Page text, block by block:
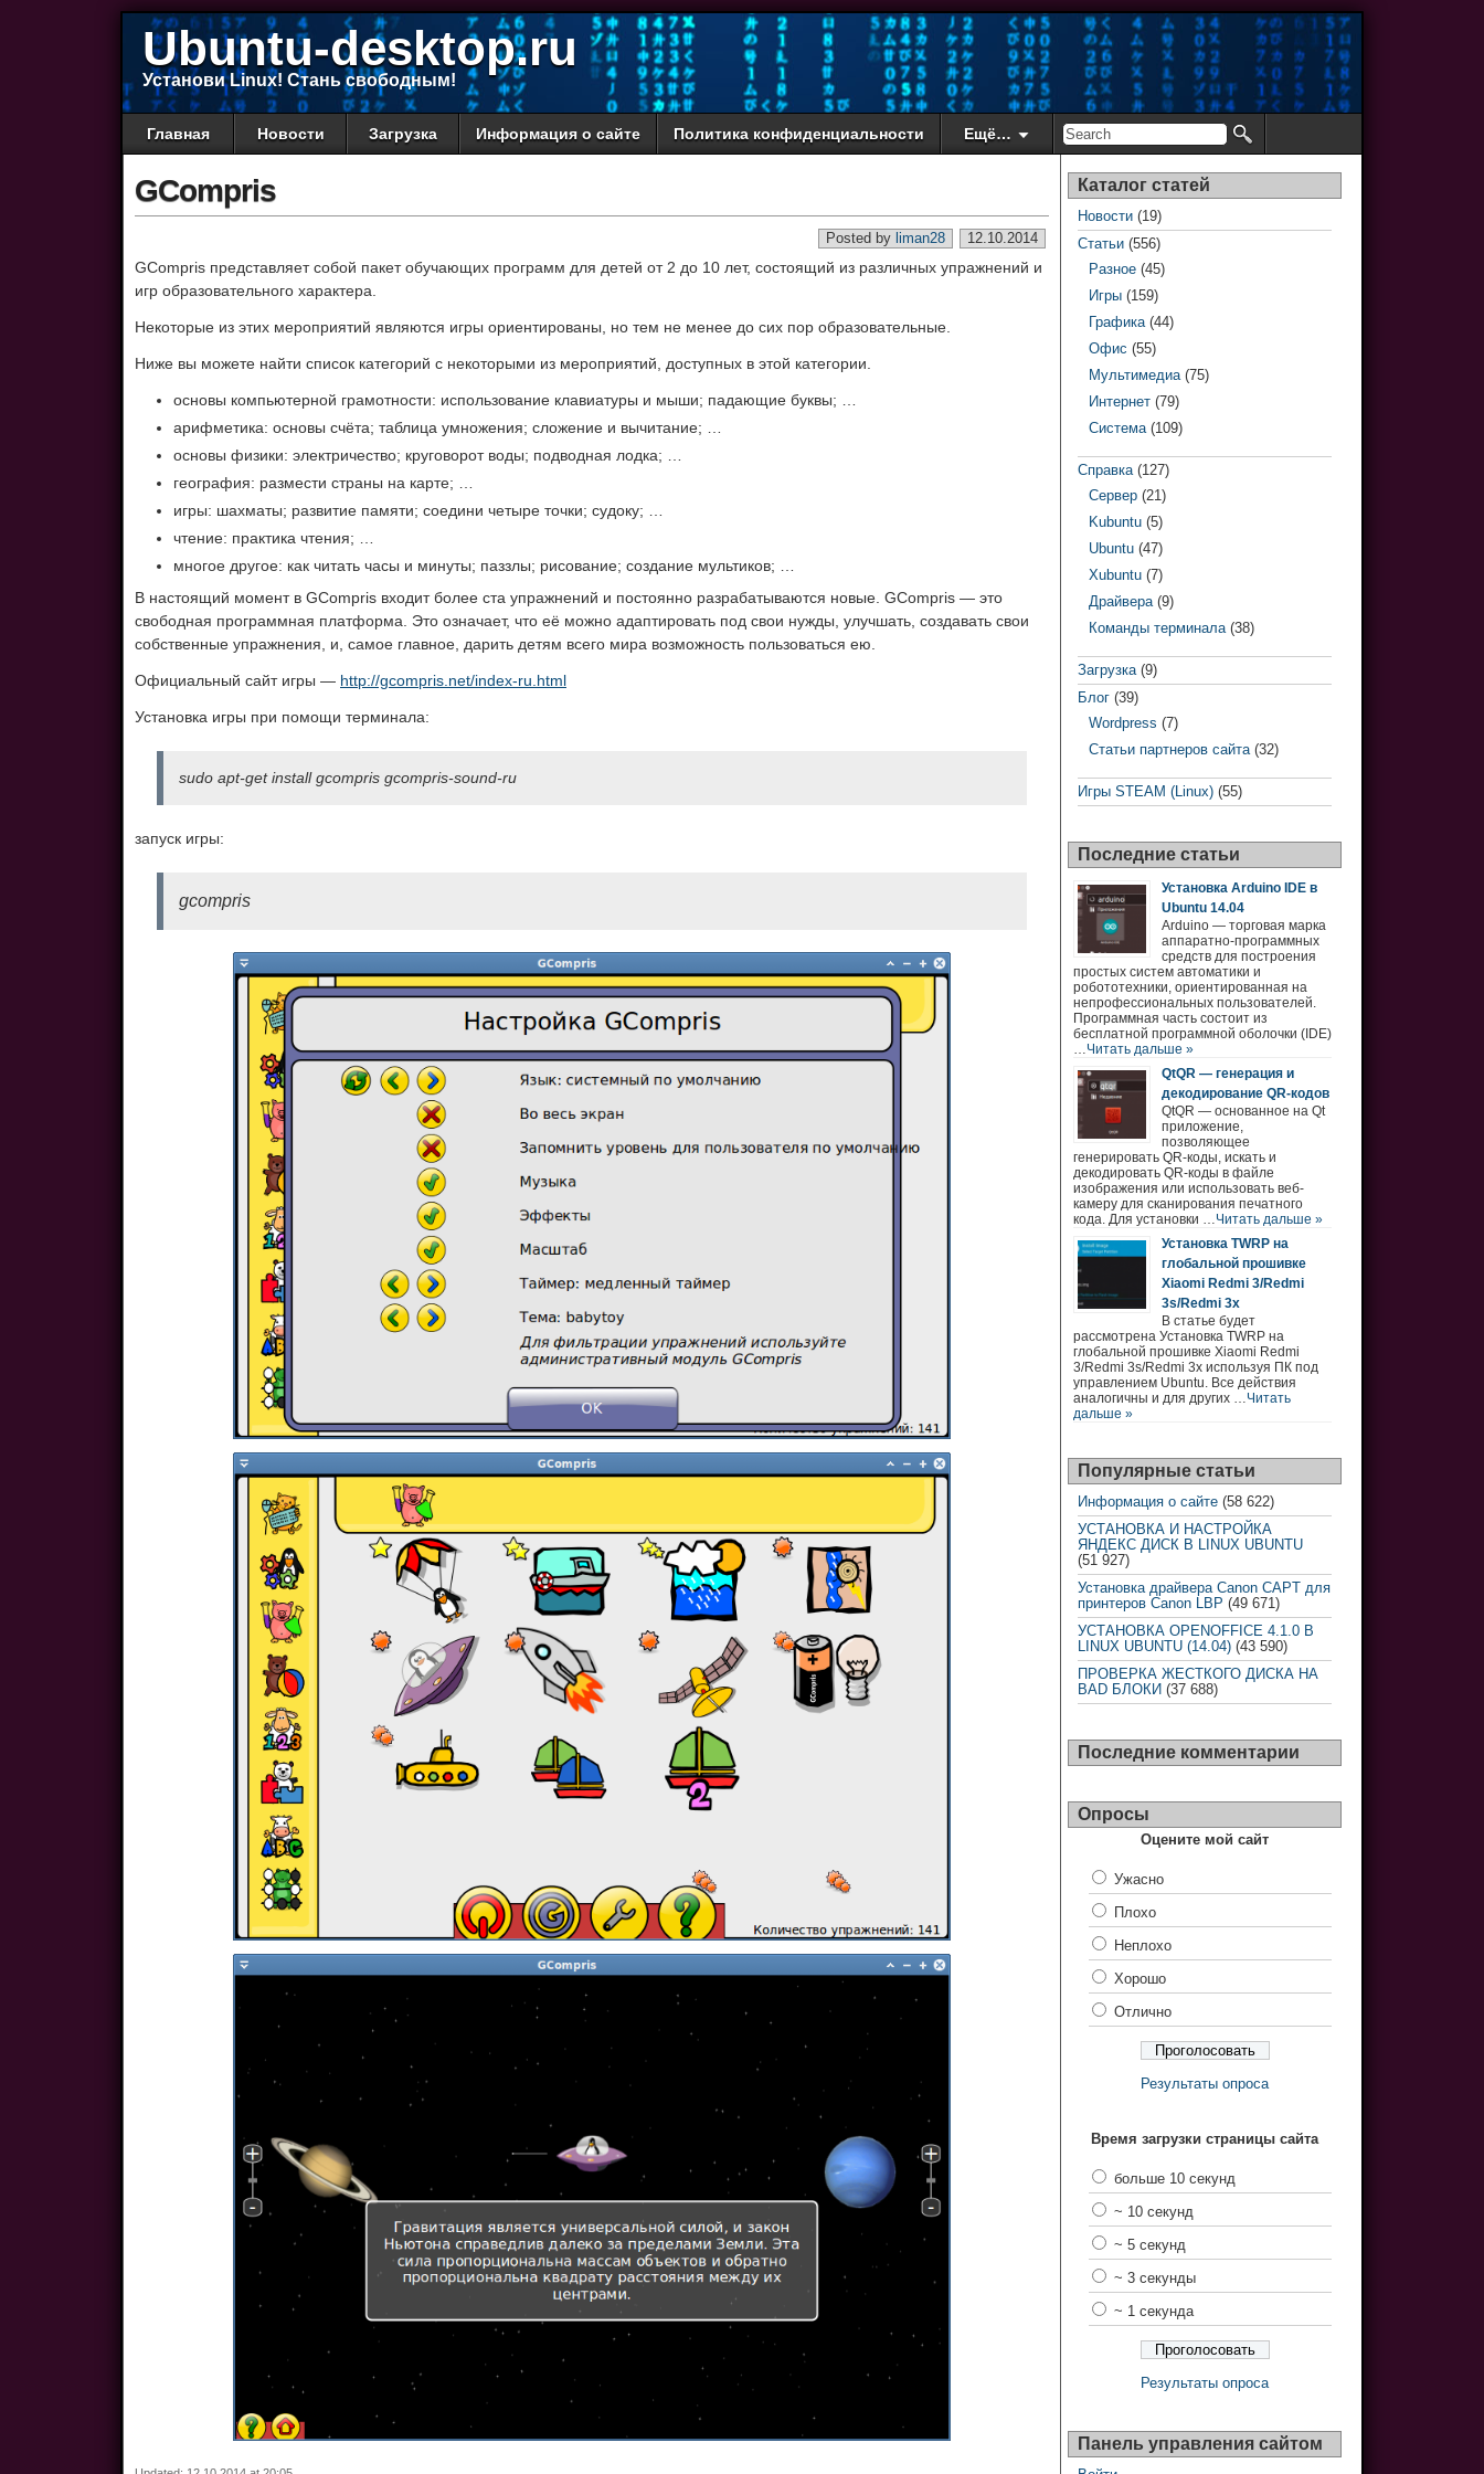
Ubuntu-desktop.ru
Установи Linux! Стань свободным!
Главная Новости Загрузка Информация о сайте Политика конфиденциальности Ещё…
GCompris
12.10.2014
Posted by liman28
GCompris представляет собой пакет обучающих программ для детей от 2 до 10 лет, состоящий из различных упражнений и
игр образовательного характера.
Некоторые из этих мероприятий являются игры ориентированы, но тем не менее до сих пор образовательные.
Ниже вы можете найти список категорий с некоторыми из мероприятий, доступных в этой категории.
основы компьютерной грамотности: использование клавиатуры и мыши; падающие буквы; …
арифметика: основы счёта; таблица умножения; сложение и вычитание; …
основы физики: электричество; круговорот воды; подводная лодка; …
география: размести страны на карте; …
игры: шахматы; развитие памяти; соедини четыре точки; судоку; …
чтение: практика чтения; …
многое другое: как читать часы и минуты; паззлы; рисование; создание мультиков; …
В настоящий момент в GCompris входит более ста упражнений и постоянно разрабатываются новые. GCompris — это
свободная программная платформа. Это означает, что её можно адаптировать под свои нужды, улучшать, создавать свои
собственные упражнения, и, самое главное, дарить детям всего мира возможность пользоваться ею.
Официальный сайт игры — http://gcompris.net/index-ru.html
Установка игры при помощи терминала:
sudo apt-get install gcompris gcompris-sound-ru
запуск игры:
gcompris
Каталог статей
Новости (19)
Статьи (556)
Разное (45)
Игры (159)
Графика(44)
Офис (55)
Мультимедиа(75)
Интернет (79)
Система(109)
Справка(127)
Сервер (21)
Kubuntu (5)
Ubuntu (47)
Xubuntu (7)
Драйвера(9)
Команды терминала(38)
Загрузка(9)
Блог (39)
Wordpress (7)
Статьи партнеров сайта(32)
Игры STEAM (Linux) (55)
Последние статьи
Установка Arduino IDE в
Ubuntu 14.04
Arduino — торговая марка
аппаратно-программных
средств для построения
простых систем автоматики и
робототехники, ориентированная на
непрофессиональных пользователей.
Программная часть состоит из
бесплатной программной оболочки (IDE)
…Читать дальше »
QtQR — генерация и
декодирование QR-кодов
QtQR — основанное на Qt
приложение,
позволяющее
генерировать QR-коды, искать и
декодировать QR-коды в файле
изображения или использовать веб-
камеру для сканирования печатного
кода. Для установки …Читать дальше »
Установка TWRP на
глобальной прошивке
Xiaomi Redmi 3/Redmi
3s/Redmi 3x
В статье будет
рассмотрена Установка TWRP на
глобальной прошивке Xiaomi Redmi
3/Redmi 3s/Redmi 3x используя ПК под
управлением Ubuntu. Все действия
аналогичны и для других …Читать
дальше »
Популярные статьи
Информация о сайте (58 622)
УСТАНОВКА И НАСТРОЙКА
ЯНДЕКС ДИСК В LINUX UBUNTU
(51 927)
Установка драйвера Canon CAPT для
принтеров Canon LBP (49 671)
УСТАНОВКА OPENOFFICE 4.1.0 В
LINUX UBUNTU (14.04) (43 590)
ПРОВЕРКА ЖЕСТКОГО ДИСКА НА
BAD БЛОКИ (37 688)
Последние комментарии
Опросы
Оцените мой сайт
Ужасно
Плохо
Неплохо
Хорошо
Отлично
Результаты опроса
Время загрузки страницы сайта
больше 10 секунд
~ 10 секунд
~ 5 секунд
~ 3 секунды
~ 1 секунда
Результаты опроса
Панель управления сайтом